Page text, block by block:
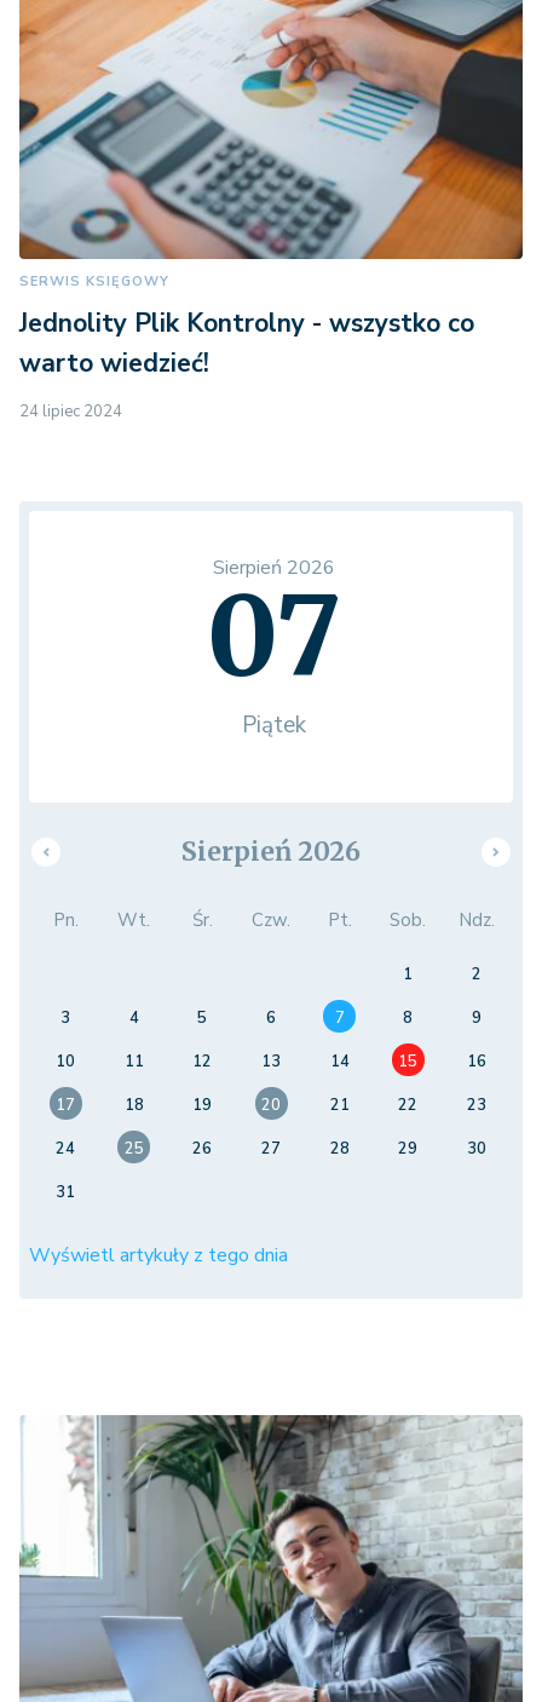
SERWIS KSIĘGOWY
Jednolity Plik Kontrolny - wszystko co
warto wiedzieć!
24 lipiec 2024
Sierpień 2026
07
Piątek
Sierpień 2026
Pn. Wt. Śr. Czw. Pt. Sob. Ndz.
1
2
3
4 5 6 7 8
9
10
11 12 13 14 15
16
17
18 19 20 21 22
23
24
25 26 27 28 29
30
31
Wyświetl artykuły z tego dnia